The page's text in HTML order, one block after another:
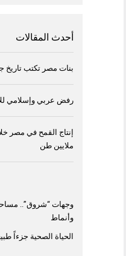
أحدث المقالات
بنات مصر تكتب تاريخ
رفض عربي وإسلامي
ملايين طن
وجهات “شروق”..
وأنماط
الحياة الصحية جزءاً